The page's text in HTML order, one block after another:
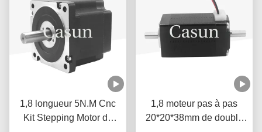
1,8 longueur 5N.M Cnc
Kit Stepping Motor de
1,8 moteur pas à pas
20*20*38mm de double